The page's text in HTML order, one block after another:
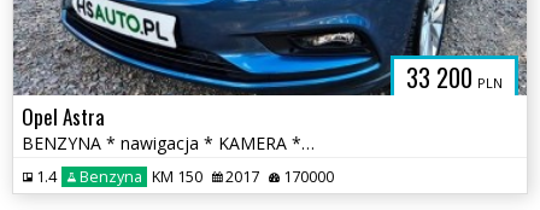
33 200 PLN
Opel Astra
BENZYNA * nawigacja * KAMERA * atrakcyjny wygląd * OKAZJA
1.4 Benzyna KM 150 2017 170000